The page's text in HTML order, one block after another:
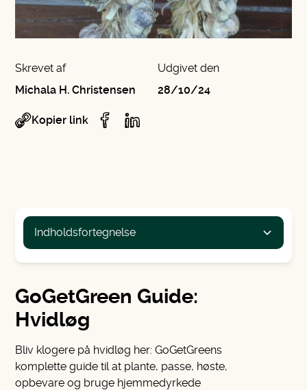
Skrevet af
Michala H. Christensen
Udgivet den
28/10/24
Kopier link
Indholdsfortegnelse
• H2
Example H4
Example H5
Example H4
GoGetGreen Guide:
Hvidløg
Bliv klogere på hvidløg her: GoGetGreens
komplette guide til at plante, passe, høste,
opbevare og bruge hjemmedyrkede